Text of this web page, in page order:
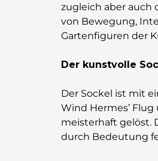
zugleich aber auch
von Bewegung,
Gartenfiguren der
Der kunstvolle
Der Sockel ist mit
Wind Hermes’
meisterhaft gelöst.
durch Bedeutung